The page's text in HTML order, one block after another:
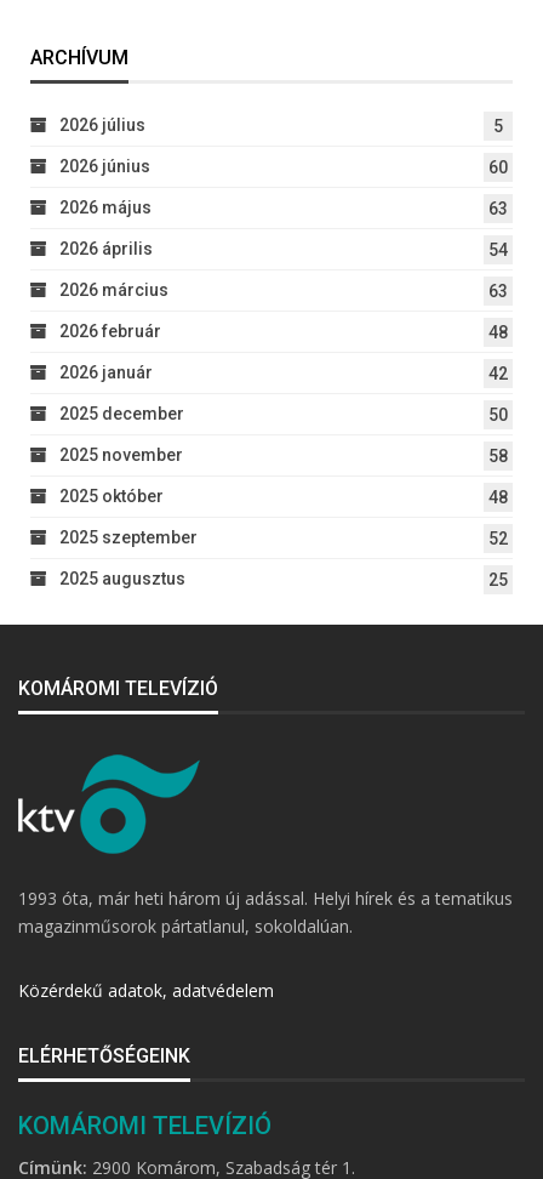
ARCHÍVUM
2026 július 5
2026 június 60
2026 május 63
2026 április 54
2026 március 63
2026 február 48
2026 január 42
2025 december 50
2025 november 58
2025 október 48
2025 szeptember 52
2025 augusztus 25
KOMÁROMI TELEVÍZIÓ
1993 óta, már heti három új adással. Helyi hírek és a tematikus
magazinműsorok pártatlanul, sokoldalúan.
Közérdekű adatok, adatvédelem
ELÉRHETŐSÉGEINK
KOMÁROMI TELEVÍZIÓ
Címünk: 2900 Komárom, Szabadság tér 1.